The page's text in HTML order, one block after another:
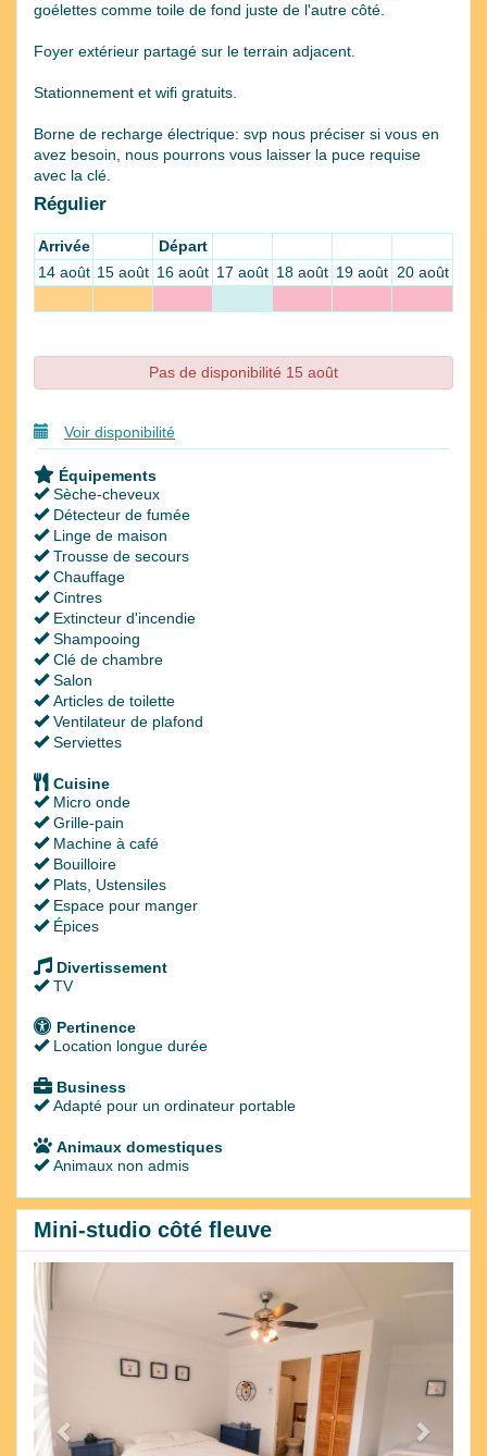
goélettes comme toile de fond juste de l'autre côté.
Foyer extérieur partagé sur le terrain adjacent.
Stationnement et wifi gratuits.
Borne de recharge électrique: svp nous préciser si vous en
avez besoin, nous pourrons vous laisser la puce requise
avec la clé.
Régulier
Arrivée
Départ
14 août 15 août 16 août 17 août 18 août 19 août 20 août
Pas de disponibilité 15 août
Voir disponibilité
Équipements
Sèche-cheveux
Détecteur de fumée
Linge de maison
Trousse de secours
Chauffage
Cintres
Extincteur d'incendie
Shampooing
Clé de chambre
Salon
Articles de toilette
Ventilateur de plafond
Serviettes
Cuisine
Micro onde
Grille-pain
Machine à café
Bouilloire
Plats, Ustensiles
Espace pour manger
Épices
Divertissement
TV
Pertinence
Location longue durée
Business
Adapté pour un ordinateur portable
Animaux domestiques
Animaux non admis
Mini-studio côté fleuve